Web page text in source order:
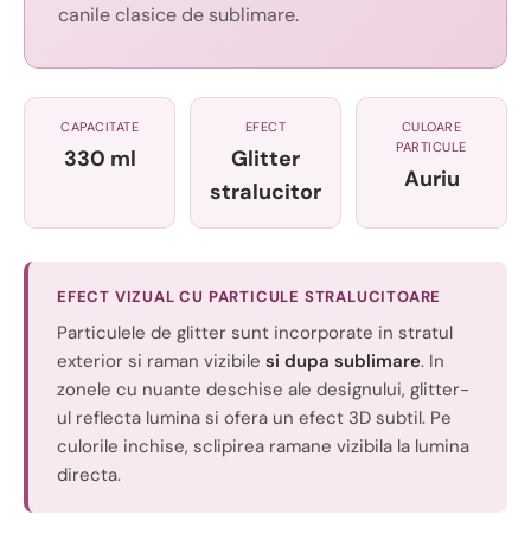
canile clasice de sublimare.
CAPACITATE
330 ml
EFECT
Glitter
stralucitor
CULOARE
PARTICULE
Auriu
EFECT VIZUAL CU PARTICULE STRALUCITOARE
Particulele de glitter sunt incorporate in stratul
exterior si raman vizibile si dupa sublimare. In
zonele cu nuante deschise ale designului, glitter-
ul reflecta lumina si ofera un efect 3D subtil. Pe
culorile inchise, sclipirea ramane vizibila la lumina
directa.